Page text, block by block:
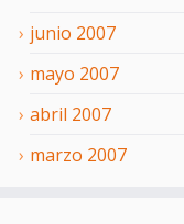
junio 2007
mayo 2007
abril 2007
marzo 2007